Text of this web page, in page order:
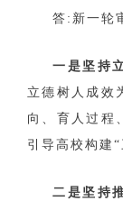
答:新一轮
一是坚持
立德树人成效
向、育人过程
引导高校构建“
二是坚持